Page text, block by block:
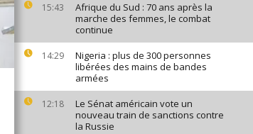
15:43
Afrique du Sud : 70 ans après la
marche des femmes, le combat
continue
14:29
Nigeria : plus de 300 personnes
libérées des mains de bandes
armées
12:18
Le Sénat américain vote un
nouveau train de sanctions contre
la Russie